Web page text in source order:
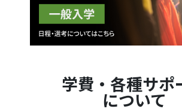
学費・各種サポ
について